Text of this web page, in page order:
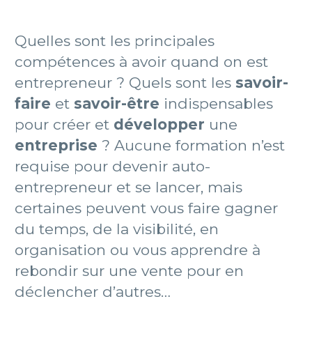
Quelles sont les principales
compétences à avoir quand on est
entrepreneur ? Quels sont les savoir-
faire et savoir-être indispensables
pour créer et développer une
entreprise ? Aucune formation n’est
requise pour devenir auto-
entrepreneur et se lancer, mais
certaines peuvent vous faire gagner
du temps, de la visibilité, en
organisation ou vous apprendre à
rebondir sur une vente pour en
déclencher d’autres…